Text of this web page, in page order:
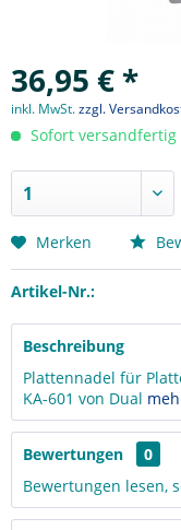
36,95 € *
inkl. MwSt.zzgl.
Sofort versandfertig
Merken
Artikel-Nr.:
Beschreibung
Plattennadel für
KA-601 von Dual
Bewertungen
0
Bewertungen lesen,